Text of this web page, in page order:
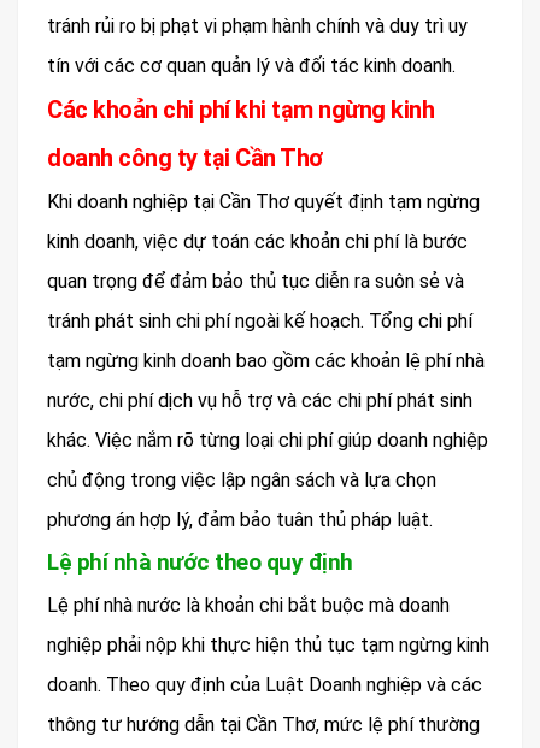
tránh rủi ro bị phạt vi phạm hành chính và duy trì uy
tín với các cơ quan quản lý và đối tác kinh doanh.
Các khoản chi phí khi tạm ngừng kinh
doanh công ty tại Cần Thơ
Khi doanh nghiệp tại Cần Thơ quyết định tạm ngừng
kinh doanh, việc dự toán các khoản chi phí là bước
quan trọng để đảm bảo thủ tục diễn ra suôn sẻ và
tránh phát sinh chi phí ngoài kế hoạch. Tổng chi phí
tạm ngừng kinh doanh bao gồm các khoản lệ phí nhà
nước, chi phí dịch vụ hỗ trợ và các chi phí phát sinh
khác. Việc nắm rõ từng loại chi phí giúp doanh nghiệp
chủ động trong việc lập ngân sách và lựa chọn
phương án hợp lý, đảm bảo tuân thủ pháp luật.
Lệ phí nhà nước theo quy định
Lệ phí nhà nước là khoản chi bắt buộc mà doanh
nghiệp phải nộp khi thực hiện thủ tục tạm ngừng kinh
doanh. Theo quy định của Luật Doanh nghiệp và các
thông tư hướng dẫn tại Cần Thơ, mức lệ phí thường